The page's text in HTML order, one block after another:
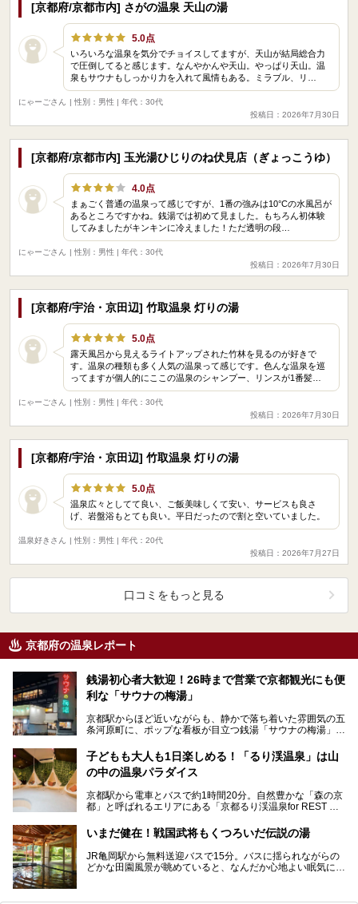
[京都府/京都市内] さがの温泉 天山の湯
5.0点
いろいろな温泉を気分でチョイスしてますが、天山が結局総合力
で圧倒してると感じます。なんやかんや天山。やっぱり天山。温
泉もサウナもしっかり力を入れて風情もある。ミラブル、リ…
にゃーごさん
| 性別：男性 | 年代：30代
投稿日：2026年7月30日
[京都府/京都市内] 玉光湯ひじりのね伏見店（ぎょっこうゆ）
4.0点
まぁごく普通の温泉って感じですが、1番の強みは10°Cの水風呂が
あるところですかね。銭湯では初めて見ました。もちろん初体験
してみましたがキンキンに冷えました！ただ透明の段…
にゃーごさん
| 性別：男性 | 年代：30代
投稿日：2026年7月30日
[京都府/宇治・京田辺] 竹取温泉 灯りの湯
5.0点
露天風呂から見えるライトアップされた竹林を見るのが好きで
す。温泉の種類も多く人気の温泉って感じです。色んな温泉を巡
ってますが個人的にここの温泉のシャンプー、リンスが1番髪…
にゃーごさん
| 性別：男性 | 年代：30代
投稿日：2026年7月30日
[京都府/宇治・京田辺] 竹取温泉 灯りの湯
5.0点
温泉広々としてて良い、ご飯美味しくて安い、サービスも良さ
げ、岩盤浴もとても良い。平日だったので割と空いていました。
温泉好きさん
| 性別：男性 | 年代：20代
投稿日：2026年7月27日
口コミをもっと見る
京都府の温泉レポート
銭湯初心者大歓迎！26時まで営業で京都観光にも便
利な「サウナの梅湯」
京都駅からほど近いながらも、静かで落ち着いた雰囲気の五
条河原町に、ポップな看板が目立つ銭湯「サウナの梅湯」が
子どもも大人も1日楽しめる！「るり渓温泉」は山
の中の温泉パラダイス
京都駅から電車とバスで約1時間20分。自然豊かな「森の京
都」と呼ばれるエリアにある「京都るり渓温泉for REST RE
いまだ健在！戦国武将もくつろいだ伝説の湯
JR亀岡駅から無料送迎バスで15分。バスに揺られながらの
どかな田園風景が眺めていると、なんだか心地よい眠気に誘